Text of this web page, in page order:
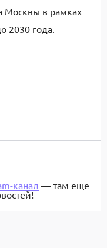
Москвы в рамках
2030 года.
канал — там еще